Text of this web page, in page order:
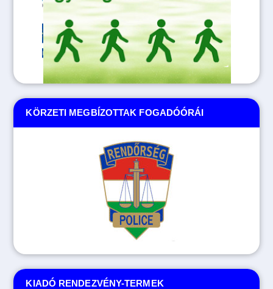
KIADÓ RENDEZVÉNY-TERMEK
KÖRZETI MEGBÍZOTTAK FOGADÓÓRÁI